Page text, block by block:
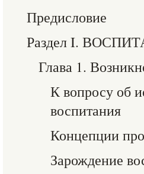
Предисловие
Раздел I.
Глава 1.
К вопросу об
воспитания
Концепции
Зарождение